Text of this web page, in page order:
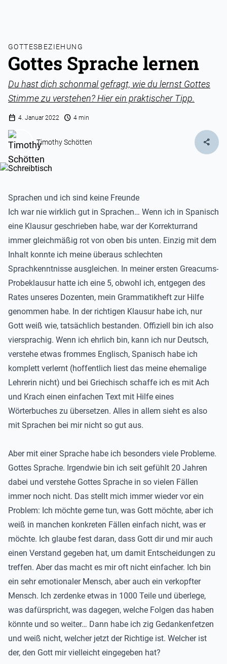
GOTTESBEZIEHUNG
Gottes Sprache lernen
Du hast dich schonmal gefragt, wie du lernst Gottes
Stimme zu verstehen? Hier ein praktischer Tipp.
calendar_today 4. Januar 2022 schedule 4 min
Timothy Schötten share
Sprachen und ich sind keine Freunde
Ich war nie wirklich gut in Sprachen… Wenn ich in Spanisch
eine Klausur geschrieben habe, war der Korrekturrand
immer gleichmäßig rot von oben bis unten. Einzig mit dem
Inhalt konnte ich meine überaus schlechten
Sprachkenntnisse ausgleichen. In meiner ersten Greacums-
Probeklausur hatte ich eine 5, obwohl ich, entgegen des
Rates unseres Dozenten, mein Grammatikheft zur Hilfe
genommen habe. In der richtigen Klausur habe ich, nur
Gott weiß wie, tatsächlich bestanden. Offiziell bin ich also
viersprachig. Wenn ich ehrlich bin, kann ich nur Deutsch,
verstehe etwas frommes Englisch, Spanisch habe ich
komplett verlernt (hoffentlich liest das meine ehemalige
Lehrerin nicht) und bei Griechisch schaffe ich es mit Ach
und Krach einen einfachen Text mit Hilfe eines
Wörterbuches zu übersetzen. Alles in allem sieht es also
mit Sprachen bei mir nicht so gut aus.
Aber mit einer Sprache habe ich besonders viele Probleme.
Gottes Sprache. Irgendwie bin ich seit gefühlt 20 Jahren
dabei und verstehe Gottes Sprache in so vielen Fällen
immer noch nicht. Das stellt mich immer wieder vor ein
Problem: Ich möchte gerne tun, was Gott möchte, aber ich
weiß in manchen konkreten Fällen einfach nicht, was er
möchte. Ich glaube fest daran, dass Gott dir und mir auch
einen Verstand gegeben hat, um damit Entscheidungen zu
treffen. Aber das macht es mir oft nicht einfacher. Ich bin
ein sehr emotionaler Mensch, aber auch ein verkopfter
Mensch. Ich zerdenke etwas in 1000 Teile und überlege,
was dafürspricht, was dagegen, welche Folgen das haben
könnte und so weiter… Dann habe ich zig Gedankenfetzen
und weiß nicht, welcher jetzt der Richtige ist. Welcher ist
der, den Gott mir vielleicht eingegeben hat?